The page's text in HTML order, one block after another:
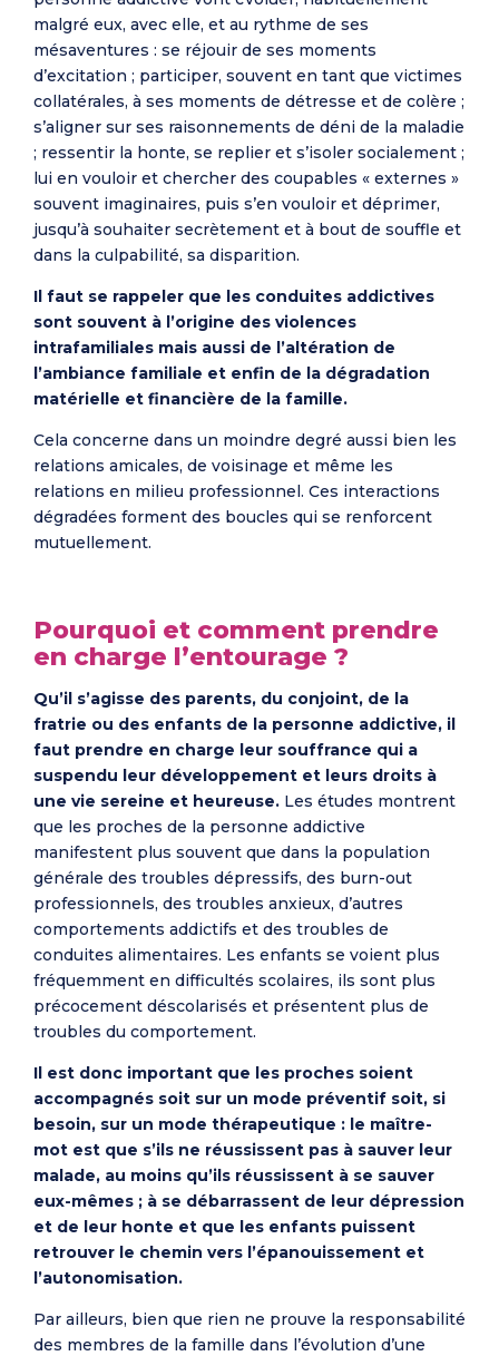
malgré eux, avec elle, et au rythme de ses
mésaventures : se réjouir de ses moments
d’excitation ; participer, souvent en tant que victimes
collatérales, à ses moments de détresse et de colère ;
s’aligner sur ses raisonnements de déni de la maladie
; ressentir la honte, se replier et s’isoler socialement ;
lui en vouloir et chercher des coupables « externes »
souvent imaginaires, puis s’en vouloir et déprimer,
jusqu’à souhaiter secrètement et à bout de souffle et
dans la culpabilité, sa disparition.
Il faut se rappeler que les conduites addictives
sont souvent à l’origine des violences
intrafamiliales mais aussi de l’altération de
l’ambiance familiale et enfin de la dégradation
matérielle et financière de la famille.
Cela concerne dans un moindre degré aussi bien les
relations amicales, de voisinage et même les
relations en milieu professionnel. Ces interactions
dégradées forment des boucles qui se renforcent
mutuellement.
Pourquoi et comment prendre
en charge l’entourage ?
Qu’il s’agisse des parents, du conjoint, de la
fratrie ou des enfants de la personne addictive, il
faut prendre en charge leur souffrance qui a
suspendu leur développement et leurs droits à
une vie sereine et heureuse. Les études montrent
que les proches de la personne addictive
manifestent plus souvent que dans la population
générale des troubles dépressifs, des burn-out
professionnels, des troubles anxieux, d’autres
comportements addictifs et des troubles de
conduites alimentaires. Les enfants se voient plus
fréquemment en difficultés scolaires, ils sont plus
précocement déscolarisés et présentent plus de
troubles du comportement.
Il est donc important que les proches soient
accompagnés soit sur un mode préventif soit, si
besoin, sur un mode thérapeutique : le maître-
mot est que s’ils ne réussissent pas à sauver leur
malade, au moins qu’ils réussissent à se sauver
eux-mêmes ; à se débarrassent de leur dépression
et de leur honte et que les enfants puissent
retrouver le chemin vers l’épanouissement et
l’autonomisation.
Par ailleurs, bien que rien ne prouve la responsabilité
des membres de la famille dans l’évolution d’une